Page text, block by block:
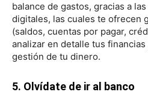
balance de gastos, gracias a
digitales, las cuales te ofrecen
(saldos, cuentas por pagar,
analizar en detalle tus
gestión de tu dinero.
5. Olvídate de ir al banco